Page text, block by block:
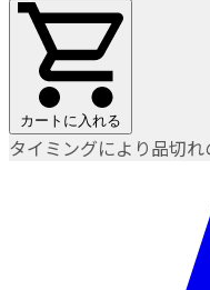
カートに入れる
タイミングにより品切